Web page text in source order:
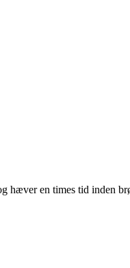
hæver en times tid inden